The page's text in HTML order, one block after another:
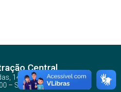
Central
140 - Santa Ifigênia
– São Paulo – SP